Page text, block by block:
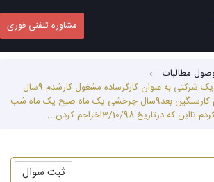
مشاوره تلفنی فوری
مطالبات
سلام از تاریخ 4/10/81تویک شرکتی به عنوان کارگرساده مشغول کارشدم 9سال
فقط شب سرکاربودم اونم کارسنگین بعد9سال چرخشی یک ماه صبح یک ماه شب
درتاریخ 3/10/98اخراجم کردن...
ثبت سوال